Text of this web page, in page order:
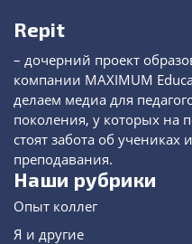
Repit
– дочерний проект
компании MAXIMUM
делаем медиа для
поколения, у которых на
стоят забота об учениках
преподавания.
Наши рубрики
Опыт коллег
Я и другие